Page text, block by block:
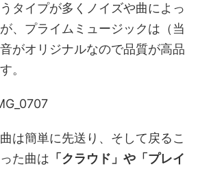
タイプが多くノイズや曲によっ
、プライムミュージックは（当
がオリジナルなので品質が高品
。
は簡単に先送り、そして戻るこ
た曲は 「クラウド」や「プレイ